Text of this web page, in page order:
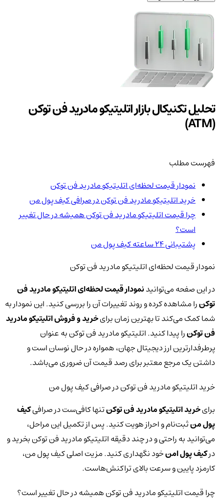
تحلیل تکنیکال بازار اتلیتیکو مادرید فن توکن
فهرست مطلب
نمودار قیمت لحظه‌ای اتلیتیکو مادرید فن توکن
خرید اتلیتیکو مادرید فن توکن در صرافی کیف پول من
چرا قیمت اتلیتیکو مادرید فن توکن همیشه در حال تغییر
است؟
پشتیبانی ۲۴ ساعته کیف پول من
نمودار قیمت لحظه‌ای اتلیتیکو مادرید فن توکن
در این صفحه می‌توانیدنمودار قیمت لحظه‌ای اتلیتیکو مادرید فن
توکنرا مشاهده کرده و روند تغییرات آن را بررسی کنید. این نمودار به
شما کمک می‌کند تا بهترین زمان برایخرید و فروش اتلیتیکو مادرید
فن توکنرا پیدا کنید. اتلیتیکو مادرید فن توکن به عنوان
پرطرفدارترین ارز دیجیتال جهان، همواره در حال نوسان است و
داشتن یک مرجع معتبر برای رصد قیمت آن ضروری می‌باشد.
خرید اتلیتیکو مادرید فن توکن در صرافی کیف پول من
برایخرید اتلیتیکو مادرید فن توکنتنها کافی‌ست در صرافیکیف
پول منثبت‌نام و احراز هویت کنید. پس از تکمیل این مراحل،
می‌توانید به راحتی و در چند دقیقه اتلیتیکو مادرید فن توکن بخرید و
درکیف پول امنخود نگهداری کنید. مزیت اصلی کیف پول من،
کارمزد پایین و سرعت بالای تراکنش‌هاست.
چرا قیمت اتلیتیکو مادرید فن توکن همیشه در حال تغییر است؟